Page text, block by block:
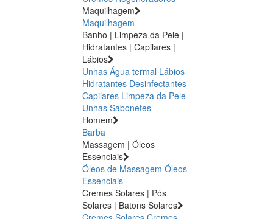
Maquilhagem
Maquilhagem
Banho | Limpeza da Pele |
Hidratantes | Capilares |
Lábios
Unhas Água termal Lábios
Hidratantes Desinfectantes
Capilares Limpeza da Pele
Unhas Sabonetes
Homem
Barba
Massagem | Óleos
Essenciais
Óleos de Massagem Óleos
Essenciais
Cremes Solares | Pós
Solares | Batons Solares